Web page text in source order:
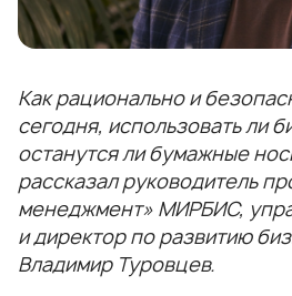
Как рационально и
сегодня, использовать ли
останутся ли бумажные
рассказал руководитель
менеджмент» МИРБИС,
и директор по развитию
Владимир Туровцев.